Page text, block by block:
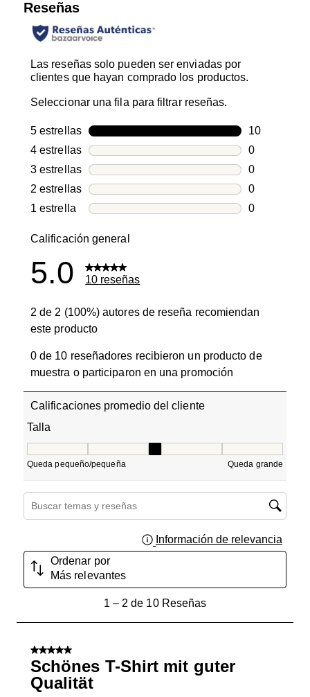
Reseñas
Las reseñas solo pueden ser enviadas por
clientes que hayan comprado los productos.
Seleccionar una fila para filtrar reseñas.
5 estrellasestrellas
10
10 reseñas
4 estrellasestrellas
0
0 reseñas
3 estrellasestrellas
0
0 reseñas
2 estrellasestrellas
0
0 reseñas
1 estrellaestrellas
0
Calificación general
5.0 10 reseñas
2 de 2 (100%) autores de reseña recomiendan
este producto
0 de 10 reseñadores recibieron un producto de
muestra o participaron en una promoción
Calificaciones promedio del cliente
Talla
Queda pequeño/pequeña Queda grande
Región de búsqueda de temas y reseñas
Información de relevancia
Ordenar por
Más relevantes
Reseñas.
1– 2 de 10 Reseñas
5 de 5 estrellas.
Schönes T-Shirt mit guter
Qualität